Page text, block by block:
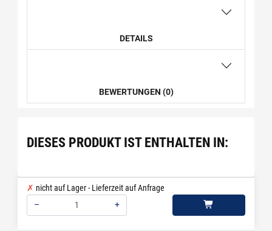
DETAILS
BEWERTUNGEN (0)
DIESES PRODUKT IST ENTHALTEN IN:
nicht auf Lager - Lieferzeit auf Anfrage
–
+